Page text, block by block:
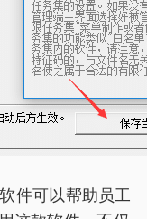
件可以帮助员工